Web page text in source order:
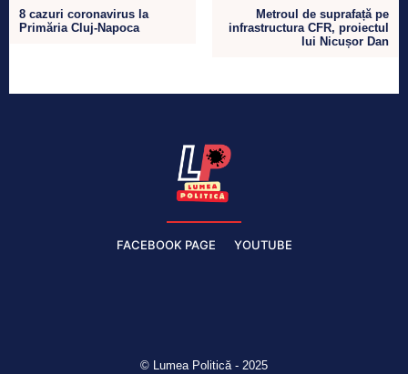
8 cazuri coronavirus la
Primăria Cluj-Napoca
Metroul de suprafață pe
infrastructura CFR, proiectul
lui Nicușor Dan
FACEBOOK PAGE YOUTUBE
© Lumea Politică - 2025